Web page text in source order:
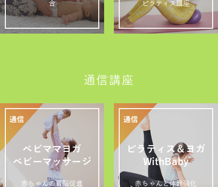
合 ピラティス講座
通信講座
ベビママヨガ
ベビーマッサージ
赤ちゃんの育脳促進
ピラティス＆ヨガ
WithBaby
赤ちゃんと体幹強化